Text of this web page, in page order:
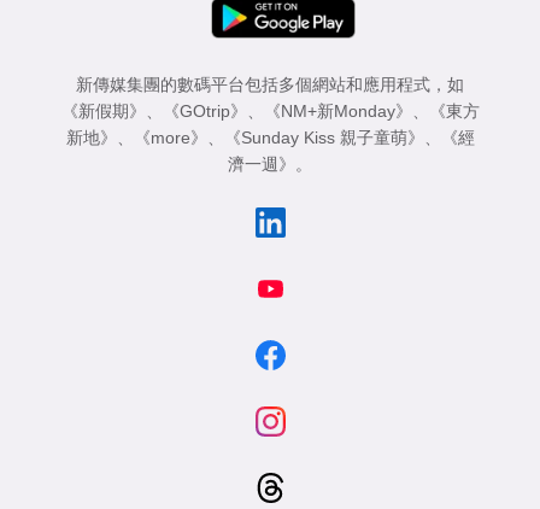
新傳媒集團的數碼平台包括多個網站和應用程式，如
《新假期》 、 《GOtrip》 、 《NM+新Monday》 、
《東方
新地》 、 《more》 、 《Sunday Kiss 親子童萌》 、
《經
濟一週》 。